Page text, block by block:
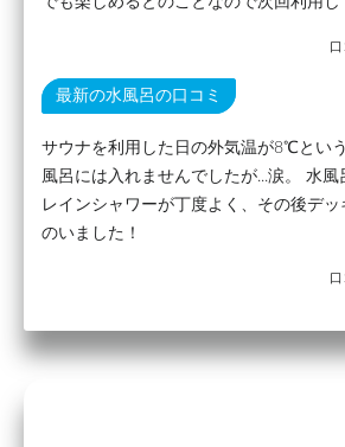
最新の水風呂の口コミ
サウナを利用した日の外気温が8℃とい
風呂には入れませんでしたが...涙。 水
レインシャワーが丁度よく、その後デッ
のいました！